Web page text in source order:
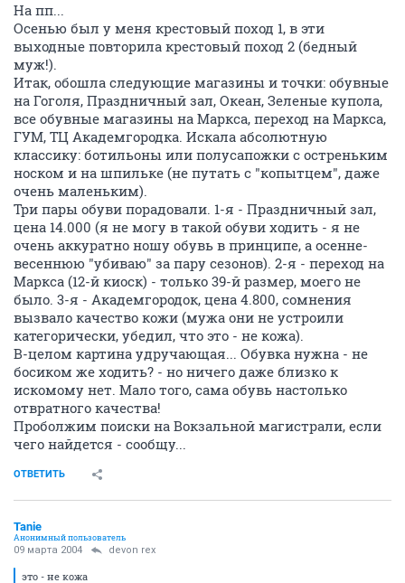
На пп...
Осенью был у меня крестовый поход 1, в эти
выходные повторила крестовый поход 2 (бедный
муж!).
Итак, обошла следующие магазины и точки: обувные
на Гоголя, Праздничный зал, Океан, Зеленые купола,
все обувные магазины на Маркса, переход на Маркса,
ГУМ, ТЦ Академгородка. Искала абсолютную
классику: ботильоны или полусапожки с остреньким
носком и на шпильке (не путать с "копытцем", даже
очень маленьким).
Три пары обуви порадовали. 1-я - Праздничный зал,
цена 14.000 (я не могу в такой обуви ходить - я не
очень аккуратно ношу обувь в принципе, а осенне-
весеннюю "убиваю" за пару сезонов). 2-я - переход на
Маркса (12-й киоск) - только 39-й размер, моего не
было. 3-я - Академгородок, цена 4.800, сомнения
вызвало качество кожи (мужа они не устроили
категорически, убедил, что это - не кожа).
В-целом картина удручающая... Обувка нужна - не
босиком же ходить? - но ничего даже близко к
искомому нет. Мало того, сама обувь настолько
отвратного качества!
Проболжим поиски на Вокзальной магистрали, если
чего найдется - сообщу...
ОТВЕТИТЬ
Tanie
Анонимный пользователь
09 марта 2004 devon rex
это - не кожа